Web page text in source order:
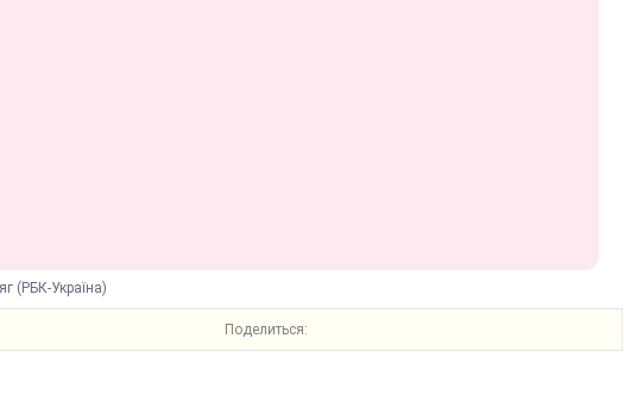
(РБК-Україна)
Поделиться: